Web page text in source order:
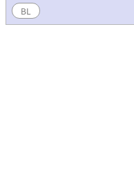
BL